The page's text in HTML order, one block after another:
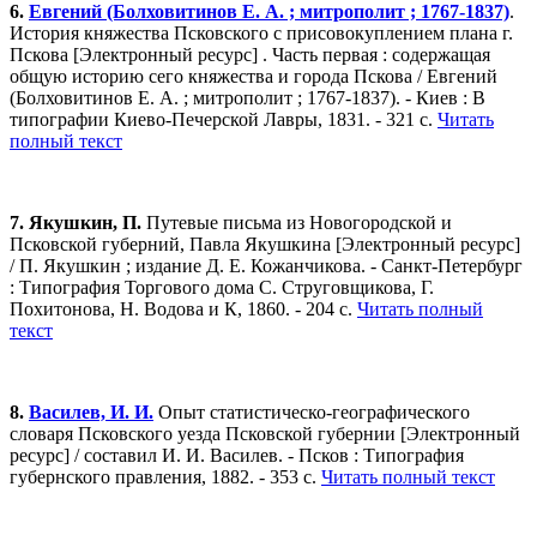
6. Евгений (Болховитинов Е. А. ; митрополит ; 1767-1837).
История княжества Псковского с присовокуплением плана г.
Пскова [Электронный ресурс] . Часть первая : содержащая
общую историю сего княжества и города Пскова / Евгений
(Болховитинов Е. А. ; митрополит ; 1767-1837). - Киев : В
типографии Киево-Печерской Лавры, 1831. - 321 с. Читать
полный текст
7. Якушкин, П. Путевые письма из Новогородской и
Псковской губерний, Павла Якушкина [Электронный ресурс]
/ П. Якушкин ; издание Д. Е. Кожанчикова. - Санкт-Петербург
: Типография Торгового дома С. Струговщикова, Г.
Похитонова, Н. Водова и К, 1860. - 204 с. Читать полный
текст
8. Василев, И. И. Опыт статистическо-географического
словаря Псковского уезда Псковской губернии [Электронный
ресурс] / составил И. И. Василев. - Псков : Типография
губернского правления, 1882. - 353 с. Читать полный текст